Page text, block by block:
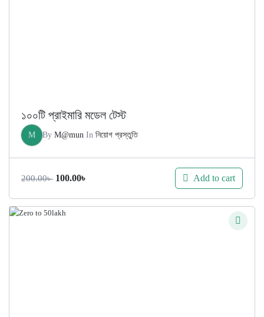
১০০টি প্রাইমারি মডেল টেস্ট
M By M@mun In নিয়োগ প্রস্তুতি
200.00৳ Original
was:
100.00৳
is:
Add to cart